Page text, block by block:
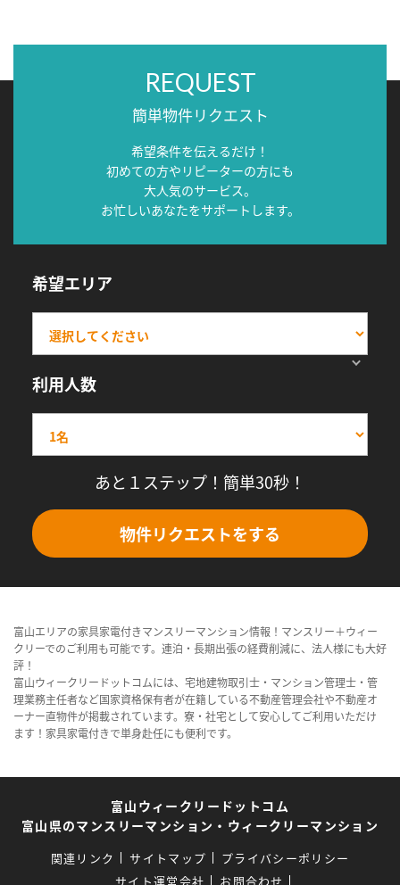
REQUEST
簡単物件リクエスト
希望条件を伝えるだけ！
初めての方やリピーターの方にも
大人気のサービス。
お忙しいあなたをサポートします。
希望エリア
利用人数
あと１ステップ！簡単30秒！
物件リクエストをする
富山エリアの家具家電付きマンスリーマンション情報！マンスリー＋ウィー
クリーでのご利用も可能です。連泊・長期出張の経費削減に、法人様にも大好
評！
富山ウィークリードットコムには、宅地建物取引士・マンション管理士・管
理業務主任者など国家資格保有者が在籍している不動産管理会社や不動産オ
ーナー直物件が掲載されています。寮・社宅として安心してご利用いただけ
ます！家具家電付きで単身赴任にも便利です。
富山ウィークリードットコム
富山県のマンスリーマンション・ウィークリーマンション
関連リンク サイトマップ
プライバシーポリシー
サイト運営会社
お問合わせ